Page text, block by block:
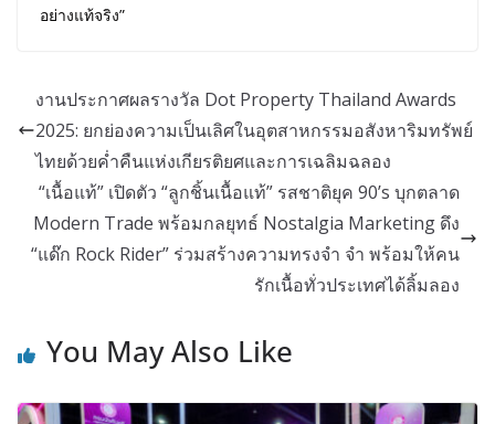
อย่างแท้จริง”
งานประกาศผลรางวัล Dot Property Thailand Awards
2025: ยกย่องความเป็นเลิศในอุตสาหกรรมอสังหาริมทรัพย์
ไทยด้วยค่ำคืนแห่งเกียรติยศและการเฉลิมฉลอง
“เนื้อแท้” เปิดตัว “ลูกชิ้นเนื้อแท้” รสชาติยุค 90’s บุกตลาด
Modern Trade พร้อมกลยุทธ์ Nostalgia Marketing ดึง
“แด๊ก Rock Rider” ร่วมสร้างความทรงจำ จำ พร้อมให้คน
รักเนื้อทั่วประเทศได้ลิ้มลอง
You May Also Like